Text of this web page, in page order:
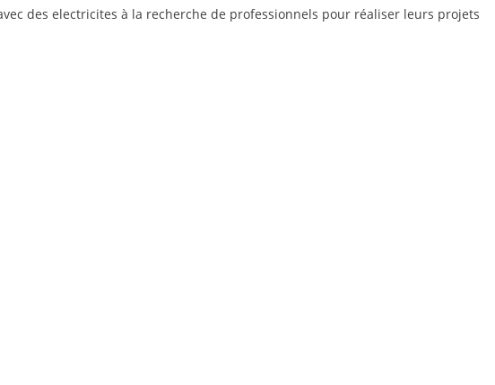
des electricites à la recherche de professionnels pour réaliser leurs projets